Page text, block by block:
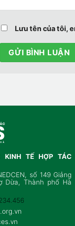
Lưu tên của tôi,
KINH TẾ HỢP TÁC
số 149 Giảng
Dừa, Thành phố Hà